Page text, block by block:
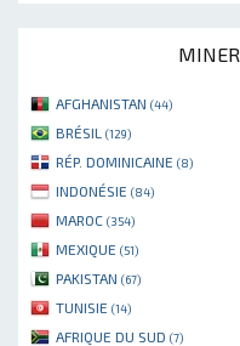
AFGHANISTAN (44)
BRÉSIL (129)
RÉP. DOMINICAINE (8)
INDONÉSIE (84)
MAROC (354)
MEXIQUE (51)
PAKISTAN (67)
TUNISIE (14)
AFRIQUE DU SUD (7)